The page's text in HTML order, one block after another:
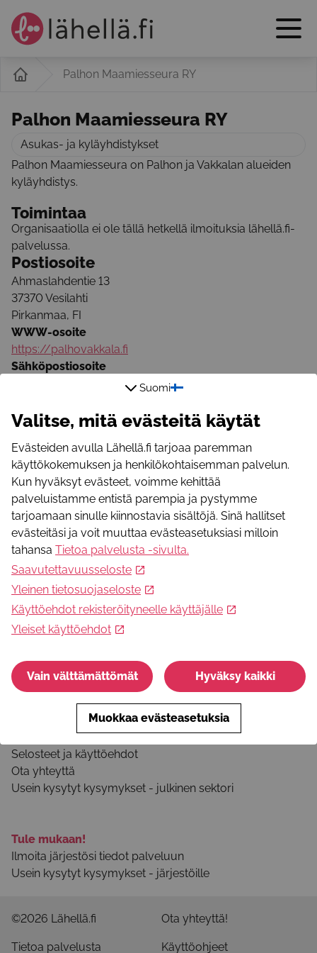
Palhon Maamiesseura RY
Palhon Maamiesseura RY
Asukas- ja kyläyhdistykset
Palhon Maamiesseura on Palhon ja Vakkalan alueiden
kyläyhdistys.
Toimintaa
Organisaatiolla ei ole tällä hetkellä ilmoituksia lähellä.fi-
palvelussa.
Postiosoite
Ahmaslahdentie 13
37370 Vesilahti
Pirkanmaa, FI
WWW-osoite
https://palhovakkala.fi
Sähköpostiosoite
050 406 3232
Mikä Lähellä.fi?
Lähellä.fi -palvelusta löydät merkityksellistä toimintaa,
yhteisöllisyyttä, apua ja osallistumismahdollisuuksia.
Seuraa meitä somessa
Facebook
Youtube
Tietoa palvelusta
Palvelun käyttöohjeet
Selosteet ja käyttöehdot
Ota yhteyttä
Usein kysytyt kysymykset - julkinen sektori
Tule mukaan!
Ilmoita järjestösi tiedot palveluun
Usein kysytyt kysymykset - järjestöille
©2026 Lähellä.fi Ota yhteyttä!
Tietoa palvelusta Käyttöohjeet
Suomi
Valitse, mitä evästeitä käytät
Evästeiden avulla Lähellä.fi tarjoaa paremman
käyttökokemuksen ja henkilökohtaisemman palvelun.
Kun hyväksyt evästeet, voimme kehittää
palveluistamme entistä parempia ja pystymme
tarjoamaan sinulle kiinnostavia sisältöjä. Sinä hallitset
evästeitäsi ja voit muuttaa evästeasetuksiasi milloin
tahansa Tietoa palvelusta -sivulta.
Saavutettavuusseloste
Yleinen tietosuojaseloste
Käyttöehdot rekisteröityneelle käyttäjälle
Yleiset käyttöehdot
Vain välttämättömät Hyväksy kaikki
Muokkaa evästeasetuksia